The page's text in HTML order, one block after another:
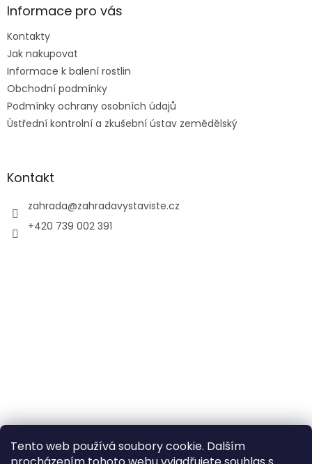
Tento web používá soubory cookie. Dalším
aInformace pro vás
Kontakty
Jak nakupovat
Informace k balení rostlin
Obchodní podmínky
Podmínky ochrany osobních údajů
Ústřední kontrolní a zkušební ústav zemědělský
Kontakt
zahrada@zahradavystaviste.cz
+420 739 002 391